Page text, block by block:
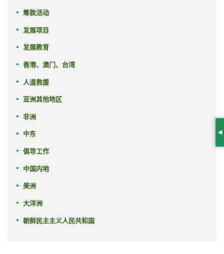
筹款活动
发展项目
发展教育
香港、澳门、台湾
人道救援
亚洲其他地区
非洲
中东
倡导工作
中国内地
美洲
大洋洲
朝鲜民主主义人民共和国